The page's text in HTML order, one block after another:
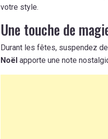
votre style.
Une touche de
Durant les fêtes, suspendez
Noël apporte une note